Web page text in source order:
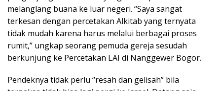
melanglang buana ke luar negeri. “Saya sangat
terkesan dengan percetakan Alkitab yang ternyata
tidak mudah karena harus melalui berbagai proses
rumit,” ungkap seorang pemuda gereja sesudah
berkunjung ke Percetakan LAI di Nanggewer Bogor.
Pendeknya tidak perlu “resah dan gelisah” bila